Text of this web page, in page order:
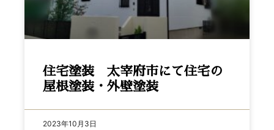
住宅塗装 太宰府市にて住宅の
屋根塗装・外壁塗装
2023年10月3日